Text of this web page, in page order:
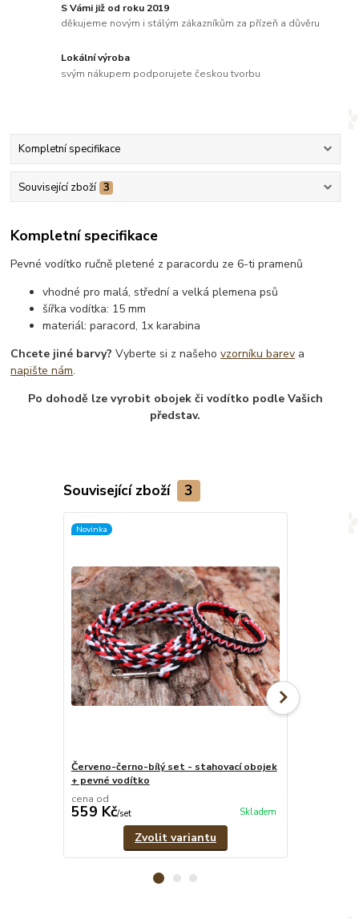
S Vámi již od roku 2019
děkujeme novým i stálým zákazníkům za přízeň a důvěru
Lokální výroba
svým nákupem podporujete českou tvorbu
Kompletní specifikace
Související zboží 3
Kompletní specifikace
Pevné vodítko ručně pletené z paracordu ze 6-ti pramenů
vhodné pro malá, střední a velká plemena psů
šířka vodítka: 15 mm
materiál: paracord, 1x karabina
Chcete jiné barvy? Vyberte si z našehovzorníku barev a
napište nám.
Po dohodě lze vyrobit obojek či vodítko podle Vašich
představ.
Související zboží 3
Novinka
Červeno-černo-bílý set - stahovací obojek
+ pevné vodítko
cena od
559 Kč/set Skladem
Zvolit variantu